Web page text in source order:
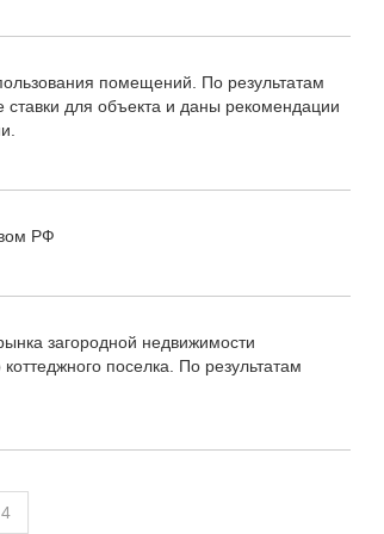
помещений. По результатам
для объекта и даны рекомендации
РФ
загородной недвижимости
поселка. По результатам
4